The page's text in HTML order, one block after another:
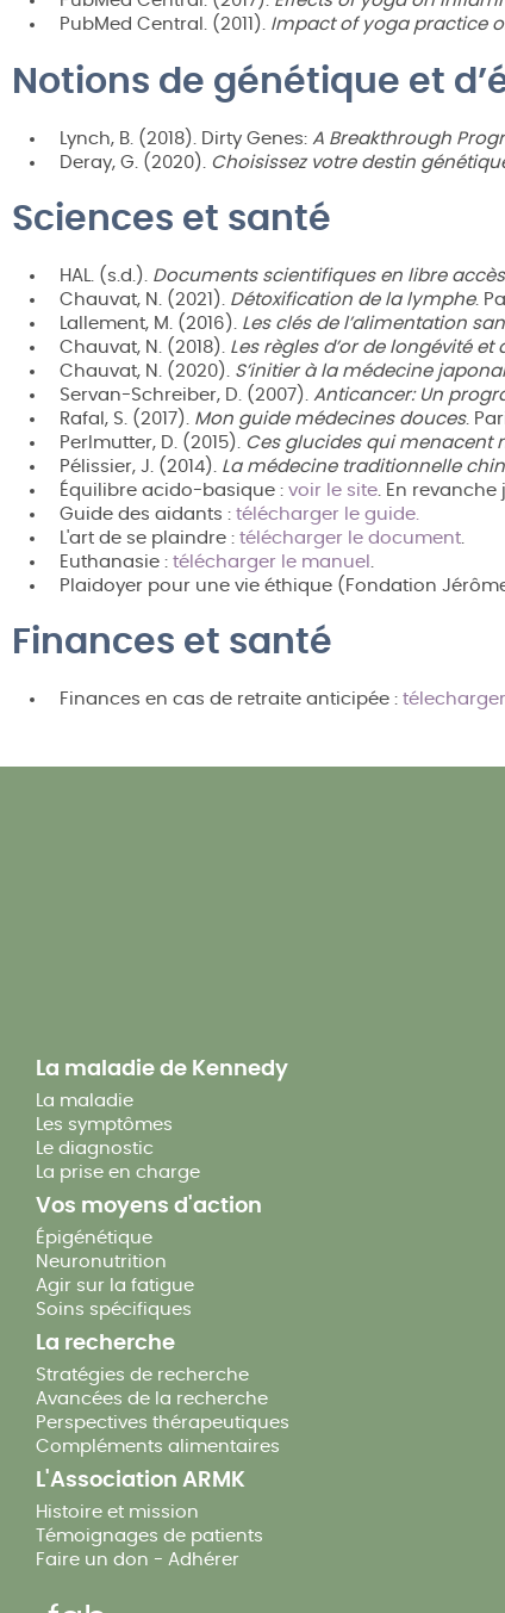
PubMed Central. (2011). Impact of yoga practice
Notions de génétique et
Lynch, B. (2018). Dirty Genes: A Breakthrough
Deray, G. (2020). Choisissez votre destin
Sciences et santé
HAL. (s.d.). Documents scientifiques en libre accès
Chauvat, N. (2021). Détoxification de la lymphe.
Lallement, M. (2016). Les clés de l’alimentation
Chauvat, N. (2018). Les règles d’or de longévité
Chauvat, N. (2020). S’initier à la médecine
Servan-Schreiber, D. (2007).Anticancer: Un
Rafal, S. (2017). Mon guide médecines douces.
Perlmutter, D. (2015). Ces glucides qui menacent
Pélissier, J. (2014). La médecine traditionnelle
Équilibre acido-basique :voir le site. En
Guide des aidants :télécharger le guide.
L'art de se plaindre :télécharger le document.
Euthanasie :télécharger le manuel.
Plaidoyer pour une vie éthique (Fondation
Finances et santé
Finances en cas de retraite anticipée :
La maladie de Kennedy
La maladie
Les symptômes
Le diagnostic
La prise en charge
Vos moyens d'action
Épigénétique
Neuronutrition
Agir sur la fatigue
Soins spécifiques
La recherche
Stratégies de recherche
Avancées de la recherche
Perspectives thérapeutiques
Compléments alimentaires
L'Association ARMK
Histoire et mission
Témoignages de patients
Faire un don - Adhérer